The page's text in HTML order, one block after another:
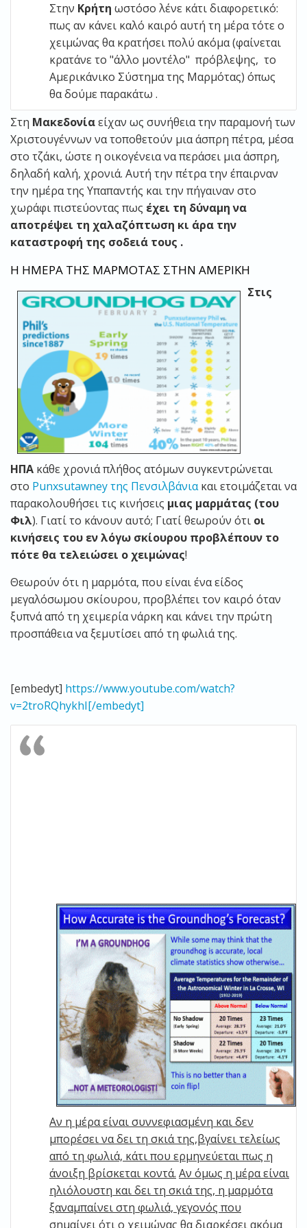
Στην Κρήτη ωστόσο λένε κάτι διαφορετικό:
πως αν κάνει καλό καιρό αυτή τη μέρα τότε ο
χειμώνας θα κρατήσει πολύ ακόμα (φαίνεται
κρατάνε το "άλλο μοντέλο" πρόβλεψης, το
Αμερικάνικο Σύστημα της Μαρμότας) όπως
θα δούμε παρακάτω .
Στη Μακεδονίαείχαν ως συνήθεια την παραμονή των
Χριστουγέννων να τοποθετούν μια άσπρη πέτρα, μέσα
στο τζάκι, ώστε η οικογένεια να περάσει μια άσπρη,
δηλαδή καλή, χρονιά. Αυτή την πέτρα την έπαιρναν
την ημέρα της Υπαπαντής και την πήγαιναν στο
χωράφι πιστεύοντας πως έχει τη δύναμη να
αποτρέψει τη χαλαζόπτωση κι άρα την
καταστροφή της σοδειά τους .
Η ΗΜΕΡΑ ΤΗΣ ΜΑΡΜΟΤΑΣ ΣΤΗΝ ΑΜΕΡΙΚΗ
Στις
ΗΠΑ κάθε χρονιά πλήθος ατόμων συγκεντρώνεται
στο Punxsutawney της Πενσιλβάνιακαι ετοιμάζεται να
παρακολουθήσει τις κινήσεις μιας μαρμάτας (του
Φιλ). Γιατί το κάνουν αυτό; Γιατί θεωρούν ότι οι
κινήσεις του εν λόγω σκίουρου προβλέπουν το
πότε θα τελειώσει ο χειμώνας!
Θεωρούν ότι η μαρμότα, που είναι ένα είδος
μεγαλόσωμου σκίουρου, προβλέπει τον καιρό όταν
ξυπνά από τη χειμερία νάρκη και κάνει την πρώτη
προσπάθεια να ξεμυτίσει από τη φωλιά της.
[embedyt] https://www.youtube.com/watch?
v=2troRQhykhI[/embedyt]
Αν η μέρα είναι συννεφιασμένη και δεν
μπορέσει να δει τη σκιά της,βγαίνει τελείως
από τη φωλιά, κάτι που ερμηνεύεται πως η
άνοιξη βρίσκεται κοντά. Αν όμως η μέρα είναι
ηλιόλουστη και δει τη σκιά της, η μαρμότα
ξαναμπαίνει στη φωλιά, γεγονός που
σημαίνει ότι ο χειμώνας θα διαρκέσει ακόμα